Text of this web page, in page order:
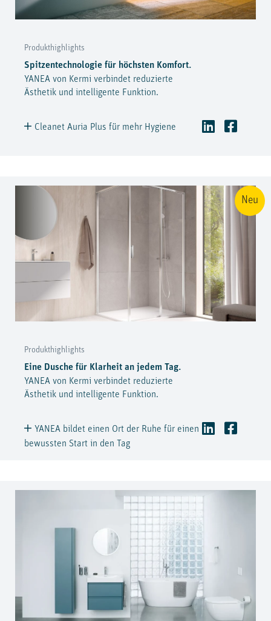
Produkthighlights
Spitzentechnologie für höchsten Komfort.
YANEA von Kermi verbindet reduzierte
Ästhetik und intelligente Funktion.
Cleanet Auria Plus für mehr Hygiene
Neu
Produkthighlights
Eine Dusche für Klarheit an jedem Tag.
YANEA von Kermi verbindet reduzierte
Ästhetik und intelligente Funktion.
YANEA bildet einen Ort der Ruhe für einen
bewussten Start in den Tag